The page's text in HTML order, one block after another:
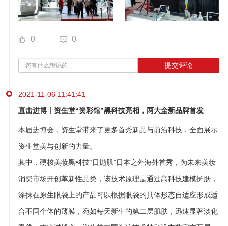
0 0
提交评论
2021-11-06 11:41:41
直击进博丨资生堂“资彩馆”黑科技亮相，两大全新品牌首发
本届进博会，资生堂带来了更多首秀新品与前沿科技，全面展示
资生堂美与创新的力量。
其中，硬核美妆黑科技“日抛肌”日本之外海外首秀，为未来美妆
消费市场开创革新性品类，该技术原理是通过高科技建模护肤，
涂抹在原生眼袋上的产品可以根据眼袋的具体形态自适应形成适
合不同个体的薄膜，宛如每天新生的第二层肌肤，迅速显著淡化